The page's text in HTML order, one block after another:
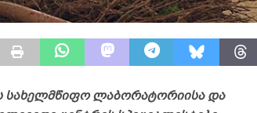
სახელმწიფო ლაბორატორიისა და